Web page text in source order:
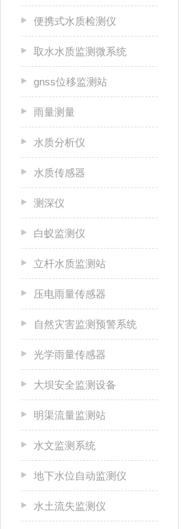
便携式水质检测仪
取水水质监测微系统
gnss位移监测站
雨量测量
水质分析仪
水质传感器
测深仪
白蚁监测仪
立杆水质监测站
压电雨量传感器
自然灾害监测预警系统
光学雨量传感器
大坝安全监测设备
明渠流量监测站
水文监测系统
地下水位自动监测仪
水土流失监测仪